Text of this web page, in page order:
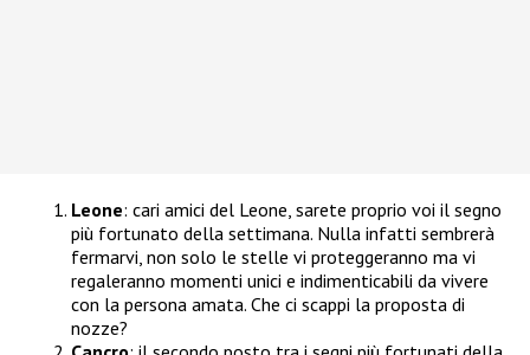
Leone: cari amici del Leone, sarete proprio voi il segno
più fortunato della settimana. Nulla infatti sembrerà
fermarvi, non solo le stelle vi proteggeranno ma vi
regaleranno momenti unici e indimenticabili da vivere
con la persona amata. Che ci scappi la proposta di
nozze?